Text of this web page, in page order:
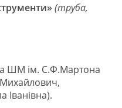
(труба,
ШМ ім. С.Ф.Мартона
Іванівна).